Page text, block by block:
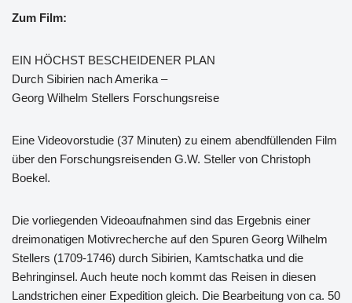
Zum Film:
EIN HÖCHST BESCHEIDENER PLAN
Durch Sibirien nach Amerika –
Georg Wilhelm Stellers Forschungsreise
Eine Videovorstudie (37 Minuten) zu einem abendfüllenden Film
über den Forschungsreisenden G.W. Steller von Christoph
Boekel.
Die vorliegenden Videoaufnahmen sind das Ergebnis einer
dreimonatigen Motivrecherche auf den Spuren Georg Wilhelm
Stellers (1709-1746) durch Sibirien, Kamtschatka und die
Behringinsel. Auch heute noch kommt das Reisen in diesen
Landstrichen einer Expedition gleich. Die Bearbeitung von ca. 50